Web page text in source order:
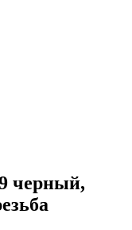
черный,